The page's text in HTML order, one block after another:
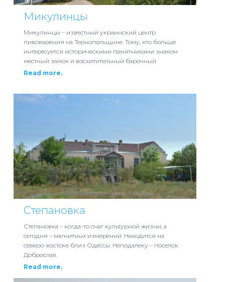
Микулинцы
Микулинцы – известный украинский центр
пивоварения на Тернопольщине. Тому, кто больше
интересуется историческими памятниками знаком
местный замок и восхитительный барочный
Read more.
Степановка
Степановка – когда-то очаг культурной жизни, а
сегодня – магнитных измерений. Находится на
северо-востоке близ Одессы. Неподалеку – поселок
Доброслав.
Read more.